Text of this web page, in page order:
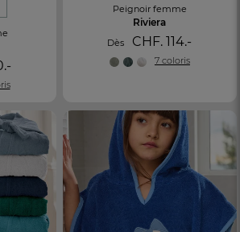
Peignoir femme
Riviera
Dès CHF. 114.-
7 coloris